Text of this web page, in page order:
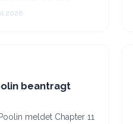
Dazu kommt,
2026
beantragt
meldet Chapter 11